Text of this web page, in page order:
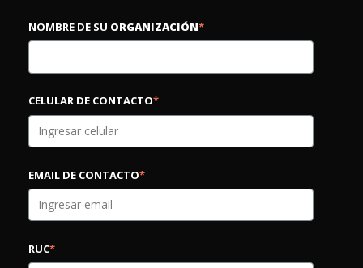
NOMBRE DE SU ORGANIZACIÓN*
CELULAR DE CONTACTO*
EMAIL DE CONTACTO*
RUC*